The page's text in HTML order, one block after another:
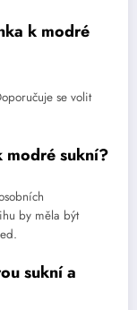
k modré
se volit
modré sukní?
by měla být
sukní a